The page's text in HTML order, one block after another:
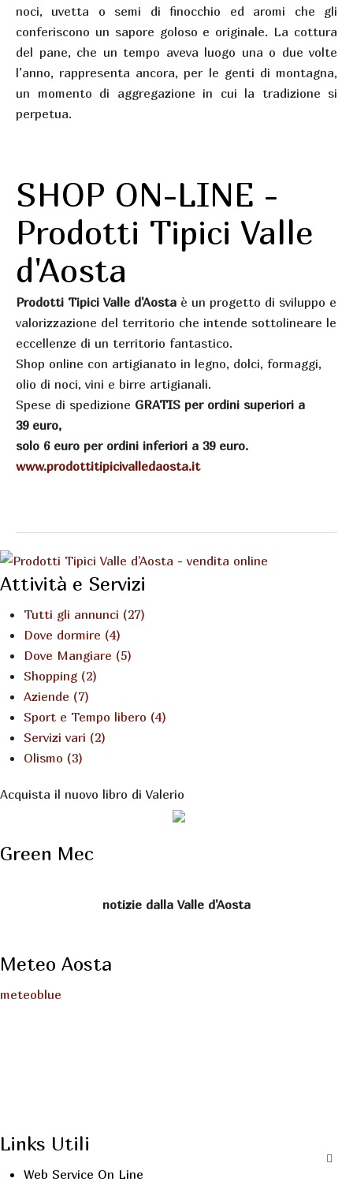
noci, uvetta o semi di finocchio ed aromi che gli
conferiscono un sapore goloso e originale. La cottura
del pane, che un tempo aveva luogo una o due volte
l’anno, rappresenta ancora, per le genti di montagna,
un momento di aggregazione in cui la tradizione si
perpetua.
SHOP ON-LINE -
Prodotti Tipici Valle
d'Aosta
Prodotti Tipici Valle d'Aosta è un progetto di sviluppo e
valorizzazione del territorio che intende sottolineare le
eccellenze di un territorio fantastico.
Shop online con artigianato in legno, dolci, formaggi,
olio di noci, vini e birre artigianali.
Spese di spedizione GRATIS per ordini superiori a
39 euro,
solo 6 euro per ordini inferiori a 39 euro.
www.prodottitipicivalledaosta.it
Attività e Servizi
Tutti gli annunci (27)
Dove dormire (4)
Dove Mangiare (5)
Shopping (2)
Aziende (7)
Sport e Tempo libero (4)
Servizi vari (2)
Olismo (3)
Acquista il nuovo libro di Valerio
Green Mec
notizie dalla Valle d'Aosta
Meteo Aosta
meteoblue
Links Utili
Web Service On Line